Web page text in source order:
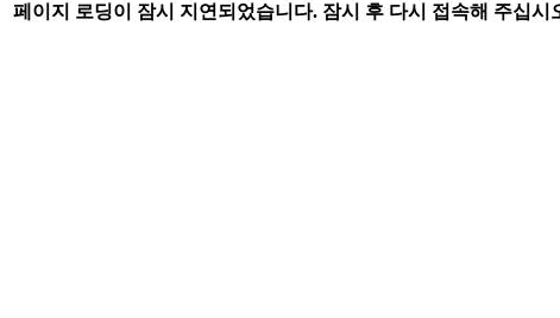
페이지 로딩이 잠시 지연되었습니다. 잠시 후 다시 접속해 주십시